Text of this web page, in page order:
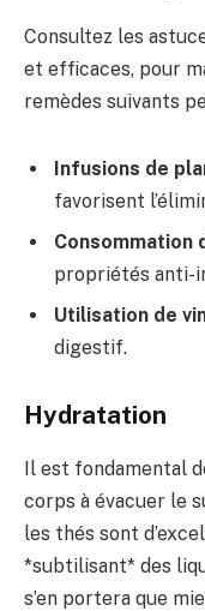
Consultez les
et efficaces, pour
remèdes suivants
Infusions de
favorisent
Consommation
propriétés anti-
Utilisation de
digestif.
Hydratation
Il est fondamental
corps à évacuer le
les thés sont
*subtilisant* des
s’en portera que